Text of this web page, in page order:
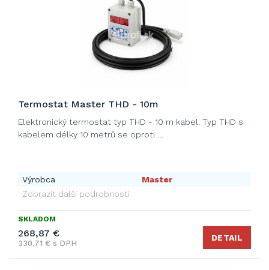
Termostat Master THD - 10m
Elektronický termostat typ THD - 10 m kabel. Typ THD s
kabelem délky 10 metrů se oproti …
Výrobca
Master
Zobrazit další podrobnosti
SKLADOM
268,87 €
330,71 € s DPH
DETAIL